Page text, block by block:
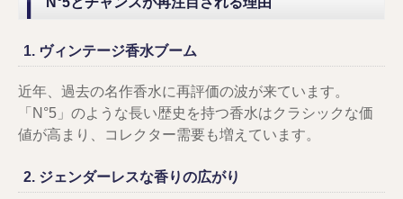
1. ヴィンテージ香水ブーム
近年、過去の名作香水に再評価の波が来ています。
「N°5」のような長い歴史を持つ香水はクラシックな価
値が高まり、コレクター需要も増えています。
2. ジェンダーレスな香りの広がり